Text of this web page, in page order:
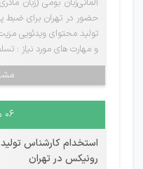
حضور در تهران برای ضبط
تولید محتوای
و مهارت های مورد نیاز :
۰۶ مرداد ۱۴۰۵
استخدام کارشناس
رونیکس در تهران